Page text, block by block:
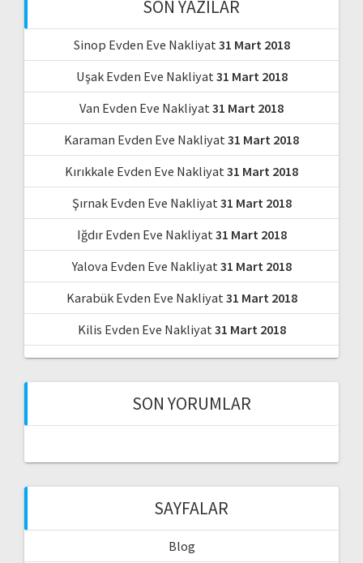
SON YAZILAR
Sinop Evden Eve Nakliyat31 Mart 2018
Uşak Evden Eve Nakliyat31 Mart 2018
Van Evden Eve Nakliyat31 Mart 2018
Karaman Evden Eve Nakliyat31 Mart 2018
Kırıkkale Evden Eve Nakliyat31 Mart 2018
Şırnak Evden Eve Nakliyat31 Mart 2018
Iğdır Evden Eve Nakliyat31 Mart 2018
Yalova Evden Eve Nakliyat31 Mart 2018
Karabük Evden Eve Nakliyat31 Mart 2018
Kilis Evden Eve Nakliyat31 Mart 2018
SON YORUMLAR
SAYFALAR
Blog